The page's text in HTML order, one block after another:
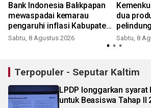
Bank Indonesia Balikpapan
mewaspadai kemarau
pengaruhi inflasi Kabupaten
Penajam
Sabtu, 8 Agustus 2026
dua
Sabtu, 8
Terpopuler - Seputar Kaltim
LPDP longgarkan
untuk Beasiswa Tahap II